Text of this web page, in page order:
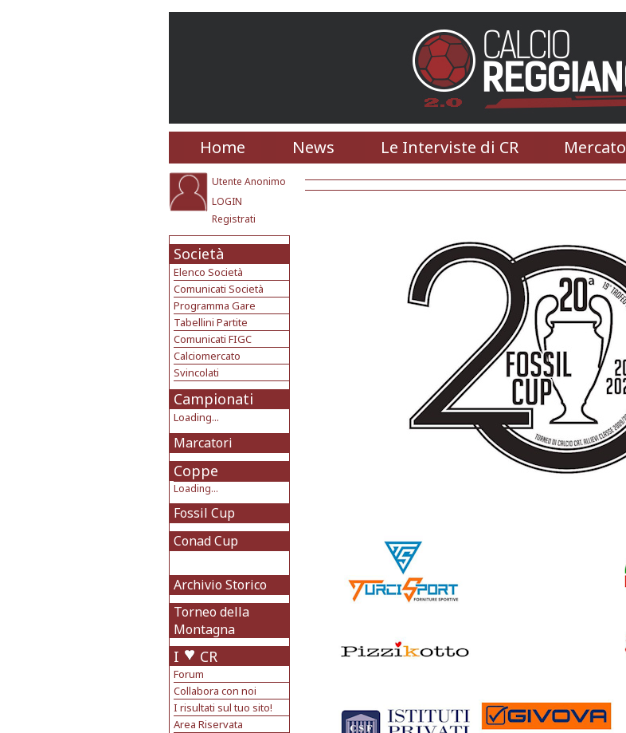
Home News Le Interviste di CR Mercato
Utente Anonimo
LOGIN
Registrati
Società
Elenco Società
Comunicati Società
Programma Gare
Tabellini Partite
Comunicati FIGC
Calciomercato
Svincolati
Campionati
Loading...
Marcatori
Coppe
Loading...
Fossil Cup
Conad Cup
Archivio Storico
Torneo della
Montagna
I CR
Forum
Collabora con noi
I risultati sul tuo sito!
Area Riservata